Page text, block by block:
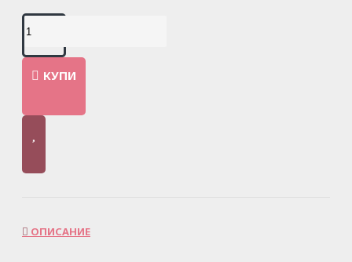
КУПИ
ОПИСАНИЕ